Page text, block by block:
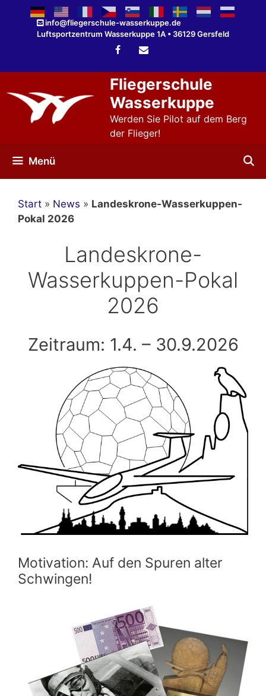
springen
info@fliegerschule-wasserkuppe.de
Luftsportzentrum Wasserkuppe 1A • 36129 Gersfeld
Fliegerschule
Wasserkuppe
Werden Sie Pilot auf dem Berg
der Flieger!
Menü
Start » News » Landeskrone-Wasserkuppen-
Pokal 2026
Landeskrone-
Wasserkuppen-Pokal
2026
Zeitraum: 1.4. – 30.9.2026
Motivation: Auf den Spuren alter
Schwingen!